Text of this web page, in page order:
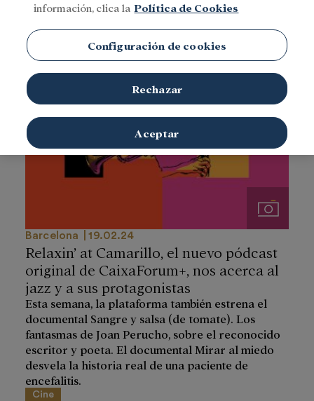
Imágenes
Barcelona 19.02.24
Relaxin’ at Camarillo, el nuevo pódcast
original de CaixaForum+, nos acerca al
jazz y a sus protagonistas
Esta semana, la plataforma también estrena el
documental Sangre y salsa (de tomate). Los
fantasmas de Joan Perucho, sobre el reconocido
escritor y poeta. El documental Mirar al miedo
desvela la historia real de una paciente de
encefalitis.
Cine
información, clica la Política de Cookies
Configuración de cookies
Rechazar
Aceptar